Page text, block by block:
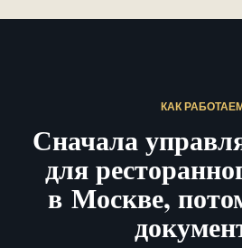
КАК РАБОТАЕМ
Сначала
для
в Москве,